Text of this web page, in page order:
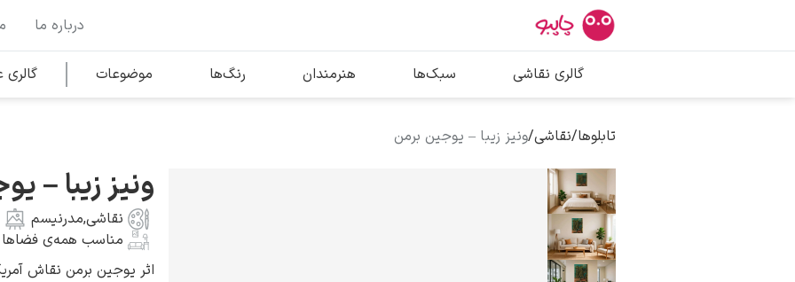
بیشترین جستجوها
پیکاسو
سالوادور دالی
محبوب‌ترین هنرمندان
درباره ما
گالری نقاشی سبک‌ها هنرمندان رنگ‌ها موضوعات
تابلوها/نقاشی/ونیز زیبا – یوجین برمن
ونیز زیبا –
نقاشی,مدرنیسم
مناسب همه‌ی فضاها
اثر یوجین برمن نقاش آمریکایی